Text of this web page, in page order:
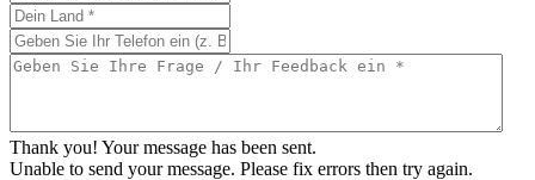
Thank you! Your message has been sent.
Unable to send your message. Please fix errors then try again.